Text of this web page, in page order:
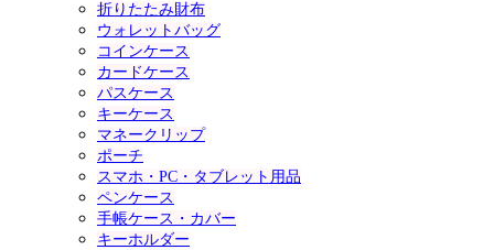
折りたたみ財布
ウォレットバッグ
コインケース
カードケース
パスケース
キーケース
マネークリップ
ポーチ
スマホ・PC・タブレット用品
ペンケース
手帳ケース・カバー
キーホルダー